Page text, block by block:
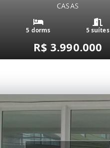
CASAS
5 dorms 5 suítes
R$ 3.990.000